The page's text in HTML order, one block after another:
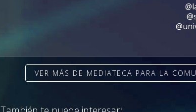
VER MÁS DE MEDIATECA PARA LA